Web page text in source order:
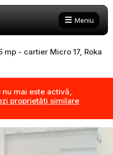
Meniu
- cartier Micro 17, Roka
mai este activă,
proprietăți similare